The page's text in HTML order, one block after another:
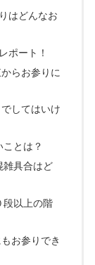
はどんなお
ポート！
らお参りに
してはいけ
とは？
雑具合はど
段以上の階
お参りでき